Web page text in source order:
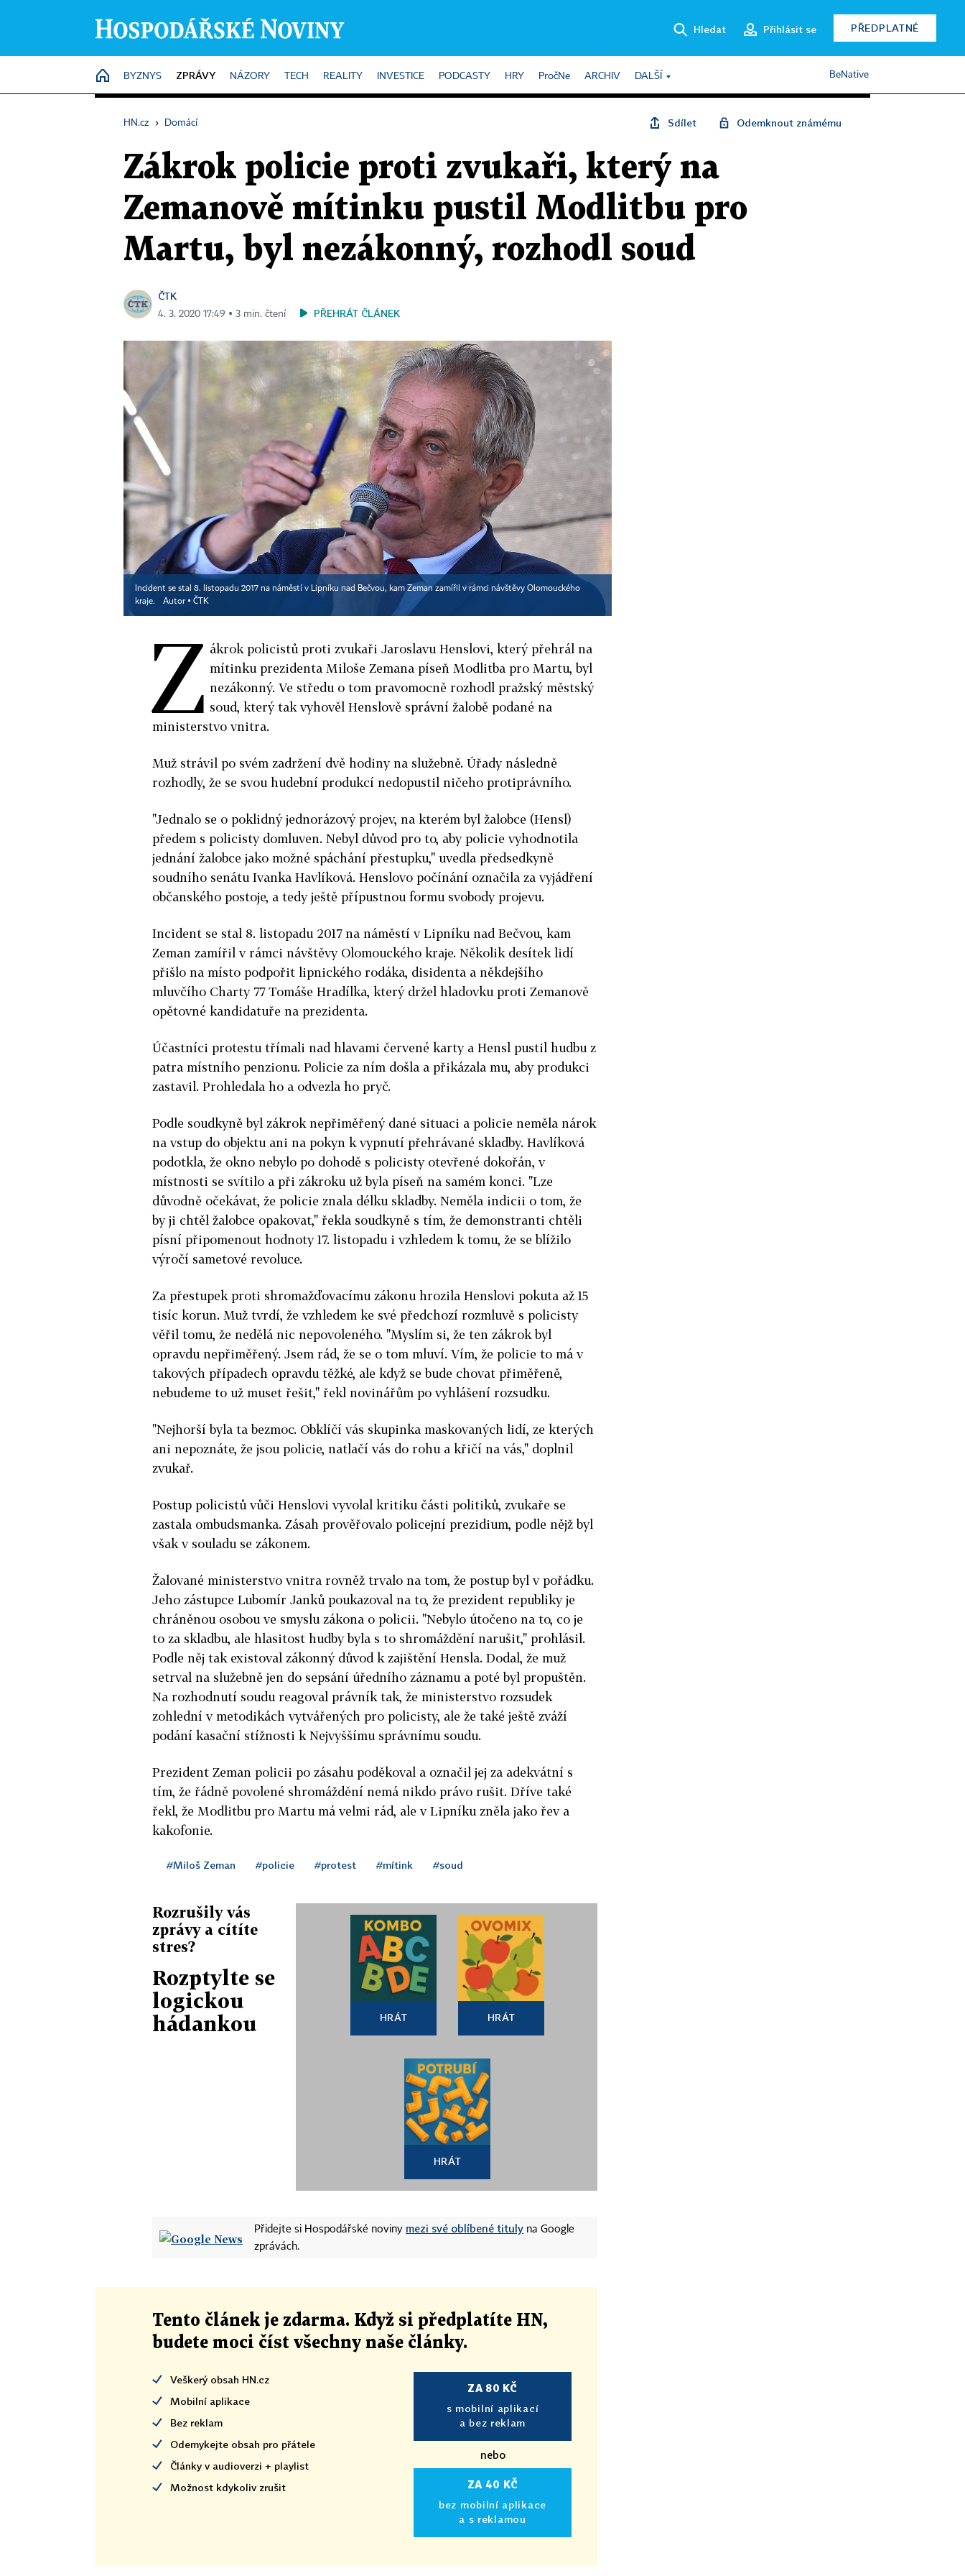
Hledat Přihlásit se PŘEDPLATNÉ
HOME
BYZNYS ZPRÁVY NÁZORY TECH REALITY INVESTICE PODCASTY HRY PročNe ARCHIV DALŠÍ BeNative
HN.cz › Domácí Sdílet Odemknout známému
Zákrok policie proti zvukaři, který na
Zemanově mítinku pustil Modlitbu pro
Martu, byl nezákonný, rozhodl soud
ČTK
4. 3. 2020 17:49 ▪ 3 min. čtení PŘEHRÁT ČLÁNEK
Incident se stal 8. listopadu 2017 na náměstí v Lipníku nad Bečvou, kam Zeman zamířil v rámci návštěvy Olomouckého
kraje.
Autor ▪ ČTK
Z ákrok policistů proti zvukaři Jaroslavu Henslovi, který přehrál na
mítinku prezidenta Miloše Zemana píseň Modlitba pro Martu, byl
nezákonný. Ve středu o tom pravomocně rozhodl pražský městský
soud, který tak vyhověl Henslově správní žalobě podané na
ministerstvo vnitra.
Muž strávil po svém zadržení dvě hodiny na služebně. Úřady následně
rozhodly, že se svou hudební produkcí nedopustil ničeho protiprávního.
"Jednalo se o poklidný jednorázový projev, na kterém byl žalobce (Hensl)
předem s policisty domluven. Nebyl důvod pro to, aby policie vyhodnotila
jednání žalobce jako možné spáchání přestupku," uvedla předsedkyně
soudního senátu Ivanka Havlíková. Henslovo počínání označila za vyjádření
občanského postoje, a tedy ještě přípustnou formu svobody projevu.
Incident se stal 8. listopadu 2017 na náměstí v Lipníku nad Bečvou, kam
Zeman zamířil v rámci návštěvy Olomouckého kraje. Několik desítek lidí
přišlo na místo podpořit lipnického rodáka, disidenta a někdejšího
mluvčího Charty 77 Tomáše Hradílka, který držel hladovku proti Zemanově
opětovné kandidatuře na prezidenta.
Účastníci protestu třímali nad hlavami červené karty a Hensl pustil hudbu z
patra místního penzionu. Policie za ním došla a přikázala mu, aby produkci
zastavil. Prohledala ho a odvezla ho pryč.
Podle soudkyně byl zákrok nepřiměřený dané situaci a policie neměla nárok
na vstup do objektu ani na pokyn k vypnutí přehrávané skladby. Havlíková
podotkla, že okno nebylo po dohodě s policisty otevřené dokořán, v
místnosti se svítilo a při zákroku už byla píseň na samém konci. "Lze
důvodně očekávat, že policie znala délku skladby. Neměla indicii o tom, že
by ji chtěl žalobce opakovat," řekla soudkyně s tím, že demonstranti chtěli
písní připomenout hodnoty 17. listopadu i vzhledem k tomu, že se blížilo
výročí sametové revoluce.
Za přestupek proti shromažďovacímu zákonu hrozila Henslovi pokuta až 15
tisíc korun. Muž tvrdí, že vzhledem ke své předchozí rozmluvě s policisty
věřil tomu, že nedělá nic nepovoleného. "Myslím si, že ten zákrok byl
opravdu nepřiměřený. Jsem rád, že se o tom mluví. Vím, že policie to má v
takových případech opravdu těžké, ale když se bude chovat přiměřeně,
nebudeme to už muset řešit," řekl novinářům po vyhlášení rozsudku.
"Nejhorší byla ta bezmoc. Obklíčí vás skupinka maskovaných lidí, ze kterých
ani nepoznáte, že jsou policie, natlačí vás do rohu a křičí na vás," doplnil
zvukař.
Postup policistů vůči Henslovi vyvolal kritiku části politiků, zvukaře se
zastala ombudsmanka. Zásah prověřovalo policejní prezidium, podle nějž byl
však v souladu se zákonem.
Žalované ministerstvo vnitra rovněž trvalo na tom, že postup byl v pořádku.
Jeho zástupce Lubomír Janků poukazoval na to, že prezident republiky je
chráněnou osobou ve smyslu zákona o policii. "Nebylo útočeno na to, co je
to za skladbu, ale hlasitost hudby byla s to shromáždění narušit," prohlásil.
Podle něj tak existoval zákonný důvod k zajištění Hensla. Dodal, že muž
setrval na služebně jen do sepsání úředního záznamu a poté byl propuštěn.
Na rozhodnutí soudu reagoval právník tak, že ministerstvo rozsudek
zohlední v metodikách vytvářených pro policisty, ale že také ještě zváží
podání kasační stížnosti k Nejvyššímu správnímu soudu.
Prezident Zeman policii po zásahu poděkoval a označil jej za adekvátní s
tím, že řádně povolené shromáždění nemá nikdo právo rušit. Dříve také
řekl, že Modlitbu pro Martu má velmi rád, ale v Lipníku zněla jako řev a
kakofonie.
#Miloš Zeman #policie #protest #mítink #soud
Rozrušily vás
zprávy a cítíte
stres?
Rozptylte se
logickou
hádankou
HRÁT HRÁT
HRÁT
Přidejte si Hospodářské noviny mezi své oblíbené tituly na Google
zprávách.
Tento článek je zdarma. Když si předplatíte HN,
budete moci číst všechny naše články.
Veškerý obsah HN.cz
Mobilní aplikace
Bez reklam
Odemykejte obsah pro přátele
Články v audioverzi + playlist
Možnost kdykoliv zrušit
ZA 80 KČ
s mobilní aplikací
a bez reklam
nebo
ZA 40 KČ
bez mobilní aplikace
a s reklamou